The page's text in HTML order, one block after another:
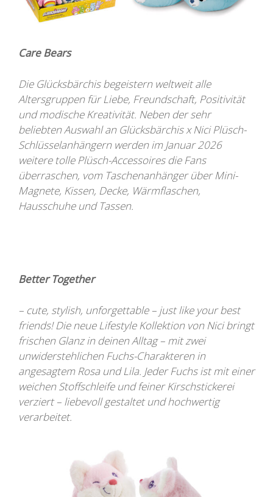
Care Bears
Die Glücksbärchis begeistern weltweit alle
Altersgruppen für Liebe, Freundschaft, Positivität
und modische Kreativität. Neben der sehr
beliebten Auswahl an Glücksbärchis x Nici Plüsch-
Schlüsselanhängern werden im Januar 2026
weitere tolle Plüsch-Accessoires die Fans
überraschen, vom Taschenanhänger über Mini-
Magnete, Kissen, Decke, Wärmflaschen,
Hausschuhe und Tassen.
Better Together
– cute, stylish, unforgettable – just like your best
friends! Die neue Lifestyle Kollektion von Nici bringt
frischen Glanz in deinen Alltag – mit zwei
unwiderstehlichen Fuchs-Charakteren in
angesagtem Rosa und Lila. Jeder Fuchs ist mit einer
weichen Stoffschleife und feiner Kirschstickerei
verziert – liebevoll gestaltet und hochwertig
verarbeitet.